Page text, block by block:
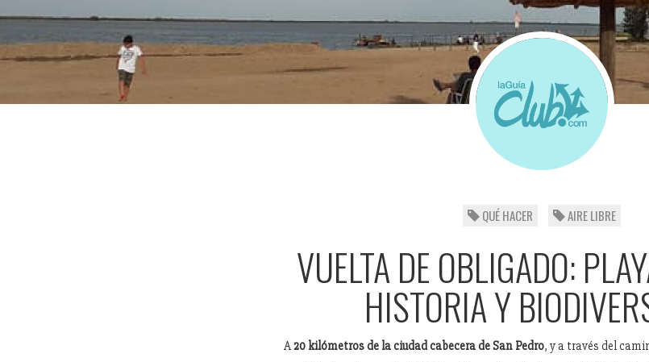
QUÉ HACER AIRE LIBRE
VUELTA DE OBLIGADO:
HISTORIA Y
A20 kilómetros de la ciudad cabecera de San Pedro, y a través del